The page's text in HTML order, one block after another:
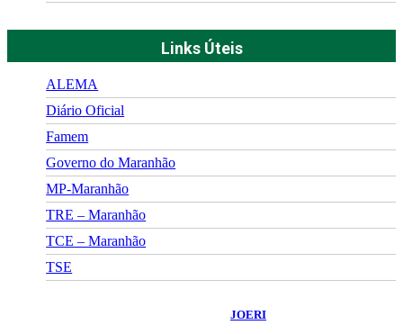
Links Úteis
ALEMA
Diário Oficial
Famem
Governo do Maranhão
MP-Maranhão
TRE – Maranhão
TCE – Maranhão
TSE
JOERI